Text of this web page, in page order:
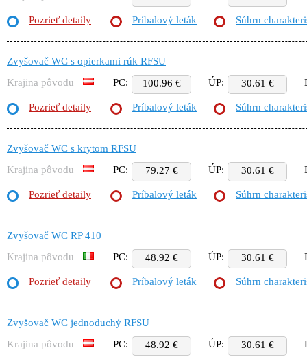
Pozrieť detaily Príbalový leták Súhrn
Zvyšovač WC s opierkami rúk RFSU
Krajina pôvodu
PC: 100.96 € ÚP: 30.61 €
Pozrieť detaily Príbalový leták Súhrn
Zvyšovač WC s krytom RFSU
Krajina pôvodu
PC: 79.27 € ÚP: 30.61 €
Pozrieť detaily Príbalový leták Súhrn
Zvyšovač WC RP 410
Krajina pôvodu
PC: 48.92 € ÚP: 30.61 €
Pozrieť detaily Príbalový leták Súhrn
Zvyšovač WC jednoduchý RFSU
Krajina pôvodu
PC: 48.92 € ÚP: 30.61 €